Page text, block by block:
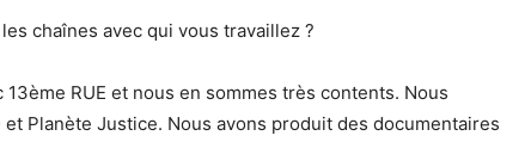
chaînes avec qui vous travaillez ?
RUE et nous en sommes très contents. Nous
Planète Justice. Nous avons produit des documentaires